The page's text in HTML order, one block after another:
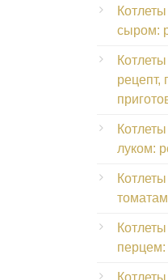
сыром:
рецепт,
луком:
перцем: